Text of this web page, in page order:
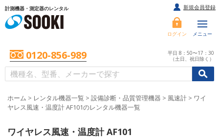
計測機器・測定器のレンタル
ログイン メニュー
0120-856-989
平日 8：50〜17：30
（土日、祝日除く）
//
新規会員登録
ホーム > レンタル機器一覧 > 設備診断・品質管理機器 > 風速計 > ワイ
ヤレス風速・温度計 AF101のレンタル機器一覧
ワイヤレス風速・温度計 AF101